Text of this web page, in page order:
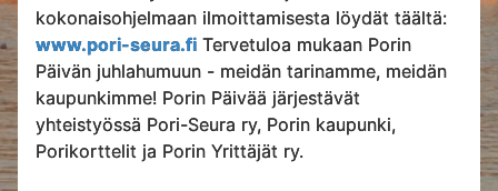
kokonaisohjelmaan ilmoittamisesta löydät täältä:
www.pori-seura.fi Tervetuloa mukaan Porin
Päivän juhlahumuun - meidän tarinamme, meidän
kaupunkimme! Porin Päivää järjestävät
yhteistyössä Pori-Seura ry, Porin kaupunki,
Porikorttelit ja Porin Yrittäjät ry.